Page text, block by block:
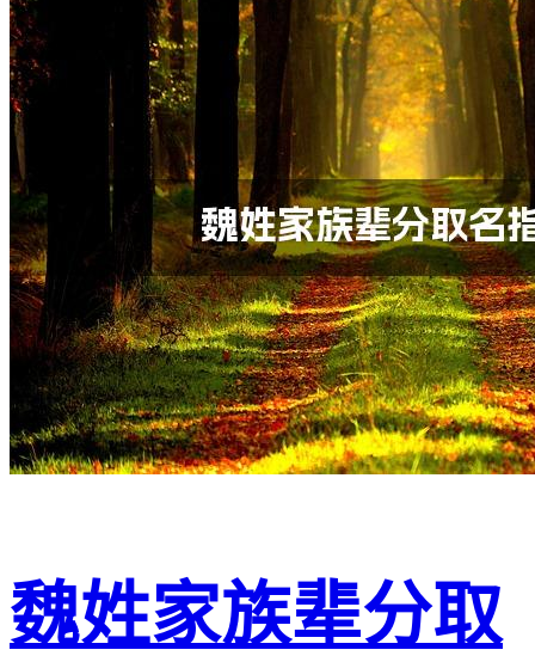
魏姓家族辈分取